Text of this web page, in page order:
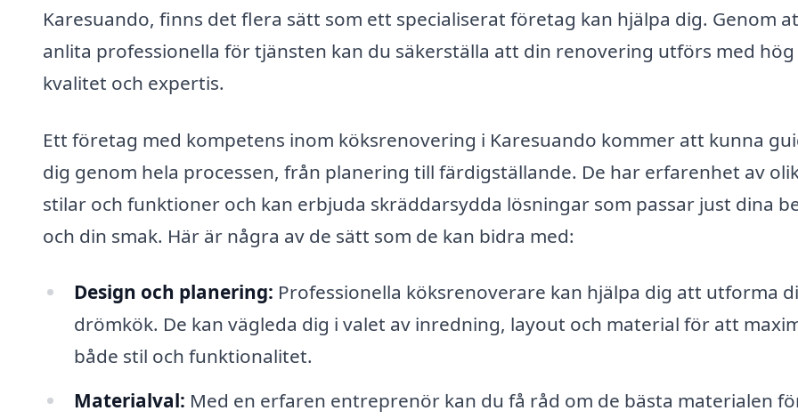
Karesuando, finns det flera sätt som ett specialiserat företag kan hjälpa dig. Genom
anlita professionella för tjänsten kan du säkerställa att din renovering utförs med hög
kvalitet och expertis.
Ett företag med kompetens inom köksrenovering i Karesuando kommer att kunna
dig genom hela processen, från planering till färdigställande. De har erfarenhet av
stilar och funktioner och kan erbjuda skräddarsydda lösningar som passar just dina
och din smak. Här är några av de sätt som de kan bidra med:
Design och planering: Professionella köksrenoverare kan hjälpa dig att utforma
drömkök. De kan vägleda dig i valet av inredning, layout och material för att
både stil och funktionalitet.
Materialval: Med en erfaren entreprenör kan du få råd om de bästa materialen